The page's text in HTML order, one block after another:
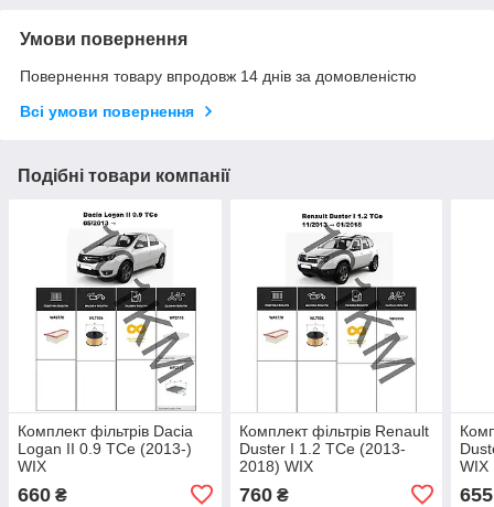
Умови повернення
Повернення товару впродовж 14 днів за домовленістю
Всі умови повернення
Подібні товари компанії
Комплект фільтрів Dacia
Logan II 0.9 TCe (2013-)
WIX
660 ₴
Комплект фільтрів Renault
Duster I 1.2 TCe (2013-
2018) WIX
760₴
WIX
655